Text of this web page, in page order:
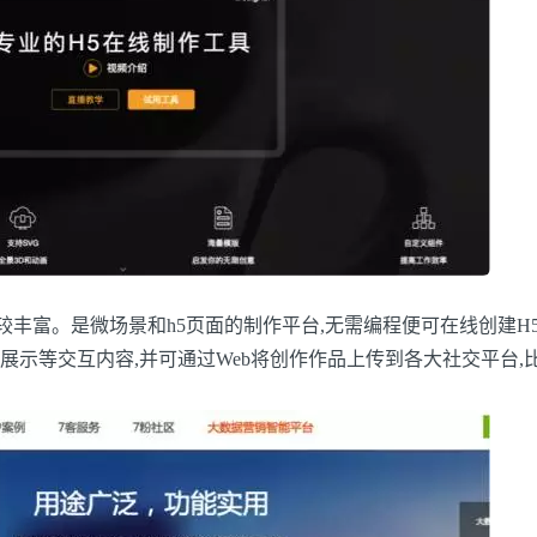
。是微场景和h5页面的制作平台,无需编程便可在线创建
示等交互内容,并可通过Web将创作作品上传到各大社交平台,